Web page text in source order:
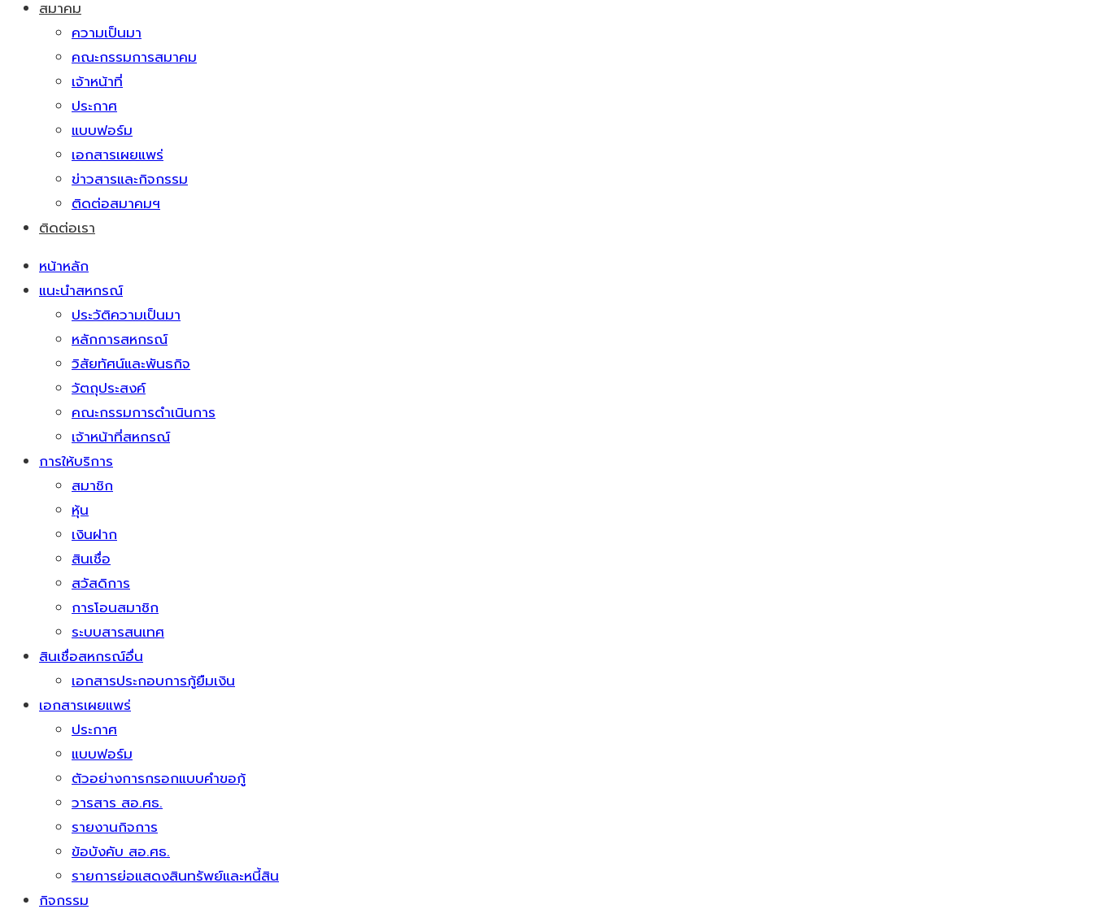
สมาคม
ความเป็นมา
คณะกรรมการสมาคม
เจ้าหน้าที่
ประกาศ
แบบฟอร์ม
เอกสารเผยแพร่
ข่าวสารและกิจกรรม
ติดต่อสมาคมฯ
ติดต่อเรา
หน้าหลัก
แนะนำสหกรณ์
ประวัติความเป็นมา
หลักการสหกรณ์
วิสัยทัศน์และพันธกิจ
วัตถุประสงค์
คณะกรรมการดำเนินการ
เจ้าหน้าที่สหกรณ์
การให้บริการ
สมาชิก
หุ้น
เงินฝาก
สินเชื่อ
สวัสดิการ
การโอนสมาชิก
ระบบสารสนเทศ
สินเชื่อสหกรณ์อื่น
เอกสารประกอบการกู้ยืมเงิน
เอกสารเผยแพร่
ประกาศ
แบบฟอร์ม
ตัวอย่างการกรอกแบบคำขอกู้
วารสาร สอ.ศธ.
รายงานกิจการ
ข้อบังคับ สอ.ศธ.
รายการย่อแสดงสินทรัพย์และหนี้สิน
กิจกรรม